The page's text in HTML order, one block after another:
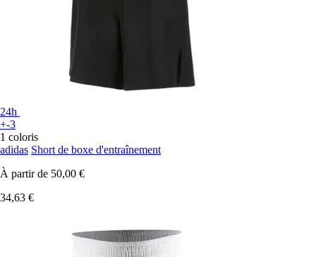
24h
+-3
1 coloris
adidas Short de boxe d'entraînement
À partir de 50,00 €
34,63 €